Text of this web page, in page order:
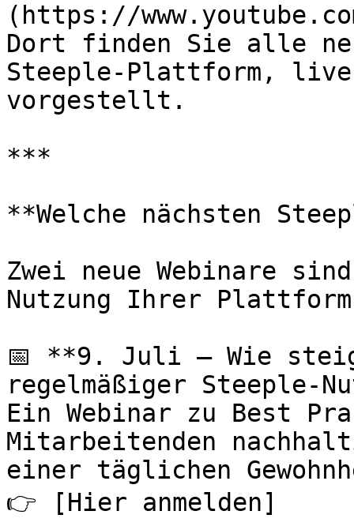
(https://
Dort finden Sie alle
Steeple-Plattform, live
vorgestellt.
***
**Welche nächsten
Zwei neue Webinare
Nutzung Ihrer
📅 **9. Juli – Wie
regelmäßiger Steeple-
Ein Webinar zu Best
Mitarbeitenden
einer täglichen
👉 [Hier anmelden]